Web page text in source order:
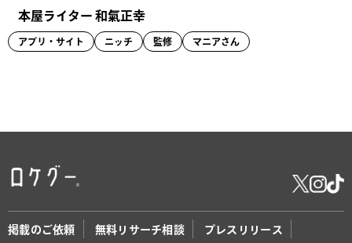
本屋ライター 和氣正幸
アプリ・サイト ニッチ 監修 マニアさん
掲載のご依頼 無料リサーチ相談 プレスリリース